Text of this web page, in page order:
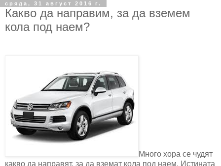
сряда, 31 август 2016 г.
Какво да направим, за да вземем
кола под наем?
Много хора се чудят
какво да направят, за да вземат кола под наем. Истината